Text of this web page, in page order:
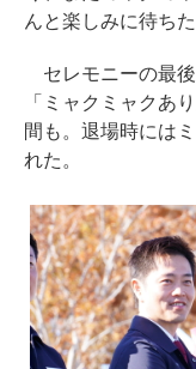
んと楽しみに待ち
セレモニーの最
「ミャクミャクあ
間も。退場時には
れた。